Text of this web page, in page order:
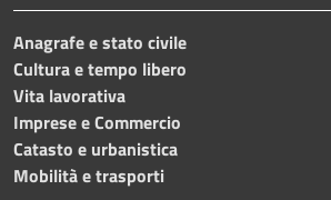
Anagrafe e stato civile
Cultura e tempo libero
Vita lavorativa
Imprese e Commercio
Catasto e urbanistica
Mobilità e trasporti